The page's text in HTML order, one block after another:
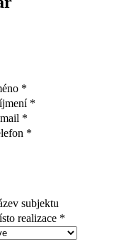
*
*
*
*
subjektu
realizace *